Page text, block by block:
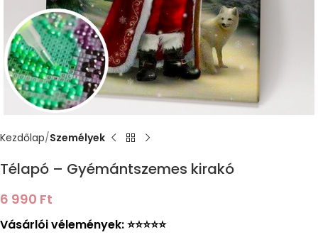
Kezdőlap Személyek
Télapó – Gyémántszemes kirakó
6 990 Ft
Vásárlói vélemények: ⭐️⭐️⭐️⭐️⭐️